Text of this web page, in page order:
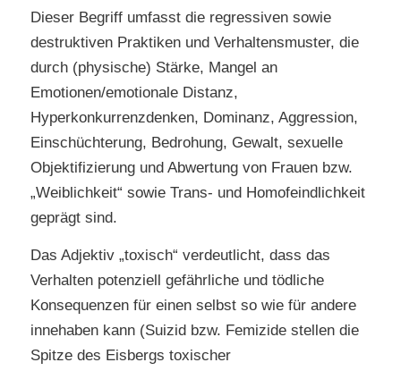
Dieser Begriff umfasst die regressiven sowie
destruktiven Praktiken und Verhaltensmuster, die
durch (physische) Stärke, Mangel an
Emotionen/emotionale Distanz,
Hyperkonkurrenzdenken, Dominanz, Aggression,
Einschüchterung, Bedrohung, Gewalt, sexuelle
Objektifizierung und Abwertung von Frauen bzw.
„Weiblichkeit“ sowie Trans- und Homofeindlichkeit
geprägt sind.
Das Adjektiv „toxisch“ verdeutlicht, dass das
Verhalten potenziell gefährliche und tödliche
Konsequenzen für einen selbst so wie für andere
innehaben kann (Suizid bzw. Femizide stellen die
Spitze des Eisbergs toxischer